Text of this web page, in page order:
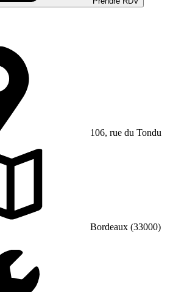
106, rue du Tondu
Bordeaux (33000)